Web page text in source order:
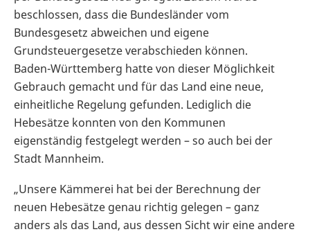
beschlossen, dass die Bundesländer vom
Bundesgesetz abweichen und eigene
Grundsteuergesetze verabschieden können.
Baden-Württemberg hatte von dieser Möglichkeit
Gebrauch gemacht und für das Land eine neue,
einheitliche Regelung gefunden. Lediglich die
Hebesätze konnten von den Kommunen
eigenständig festgelegt werden – so auch bei der
Stadt Mannheim.
„Unsere Kämmerei hat bei der Berechnung der
neuen Hebesätze genau richtig gelegen – ganz
anders als das Land, aus dessen Sicht wir eine andere